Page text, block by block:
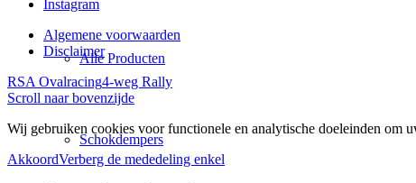
Alle Producten
Schokdempers
Instagram
Algemene voorwaarden
Disclaimer
RSA Ovalracing4-weg Rally
Scroll naar bovenzijde
Wij gebruiken cookies voor functionele en analytische doeleinden
AkkoordVerberg de mededeling enkel